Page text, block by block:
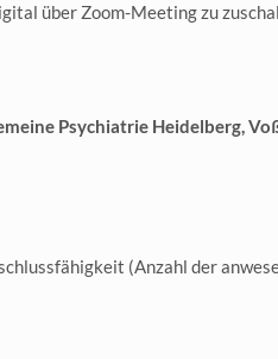
über Zoom-Meeting zu
Psychiatrie Heidelberg,
(Anzahl der